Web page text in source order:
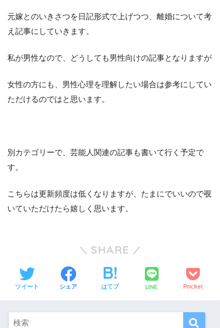
元嫁とのいきさつを日記形式で上げつつ、離婚について考
え記事にしていきます。
私が男性なので、どうしても男性向けの記事となりますが
女性の方にも、男性心理を理解したい場合は参考にしてい
ただけるのではと思います。
別カテゴリーで、芸能人関連の記事も書いて行く予定で
す。
こちらは更新頻度は低くなりますが、たまにでいいので覗
いていただけたら嬉しく思います。
SHARE
ツイート シェア はてブ LINE Pocket